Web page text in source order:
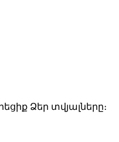
Ձեր տվյալները։